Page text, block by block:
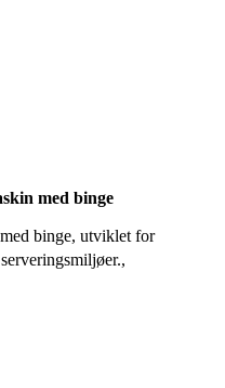
med binge
binge, utviklet for